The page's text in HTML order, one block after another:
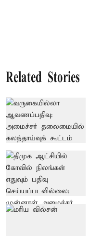
Related Stories